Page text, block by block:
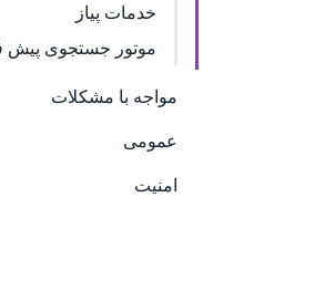
خدمات پیاز
موتور جستجوی
مواجه با مشکلات
عمومی
امنیت